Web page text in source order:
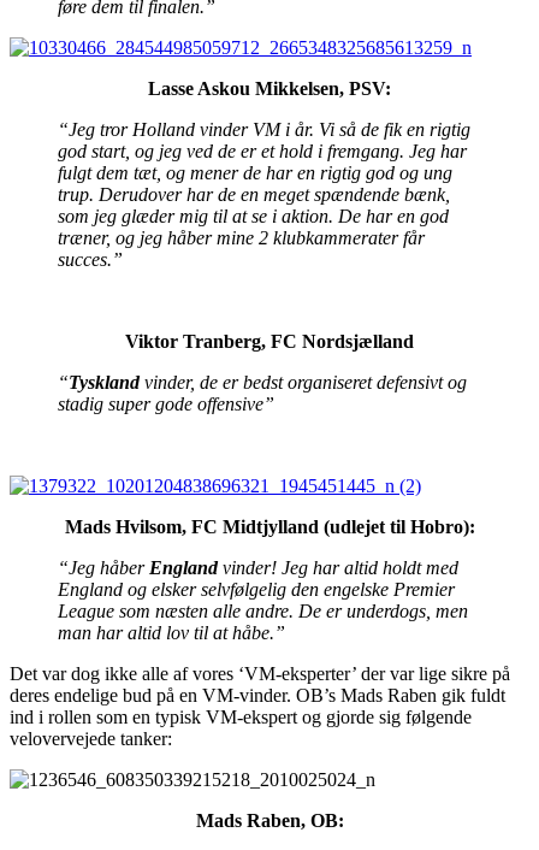
føre dem til finalen.”
Lasse Askou Mikkelsen, PSV:
“Jeg tror Holland vinder VM i år. Vi så de fik en rigtig
god start, og jeg ved de er et hold i fremgang. Jeg har
fulgt dem tæt, og mener de har en rigtig god og ung
trup. Derudover har de en meget spændende bænk,
som jeg glæder mig til at se i aktion. De har en god
træner, og jeg håber mine 2 klubkammerater får
succes.”
Viktor Tranberg, FC Nordsjælland
“Tysklandvinder, de er bedst organiseret defensivt og
stadig super gode offensive”
Mads Hvilsom, FC Midtjylland (udlejet til Hobro):
“Jeg håber Englandvinder! Jeg har altid holdt med
England og elsker selvfølgelig den engelske Premier
League som næsten alle andre. De er underdogs, men
man har altid lov til at håbe.”
Det var dog ikke alle af vores ‘VM-eksperter’ der var lige sikre på
deres endelige bud på en VM-vinder. OB’s Mads Raben gik fuldt
ind i rollen som en typisk VM-ekspert og gjorde sig følgende
velovervejede tanker:
Mads Raben, OB: